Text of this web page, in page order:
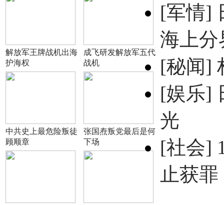
解放军王牌战机出海
护海权
成飞研发解放军五代
战机
中共史上最危险叛徒
顾顺章
张国焘叛党最后是何
下场
[军情]
海上分
[秘闻]
[娱乐]
光
[社会]
止获罪